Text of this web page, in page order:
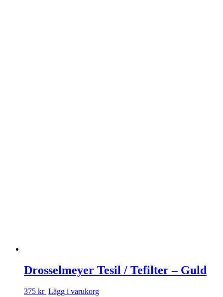
Drosselmeyer Tesil / Te­filter – Guld
375 kr Lägg i varukorg